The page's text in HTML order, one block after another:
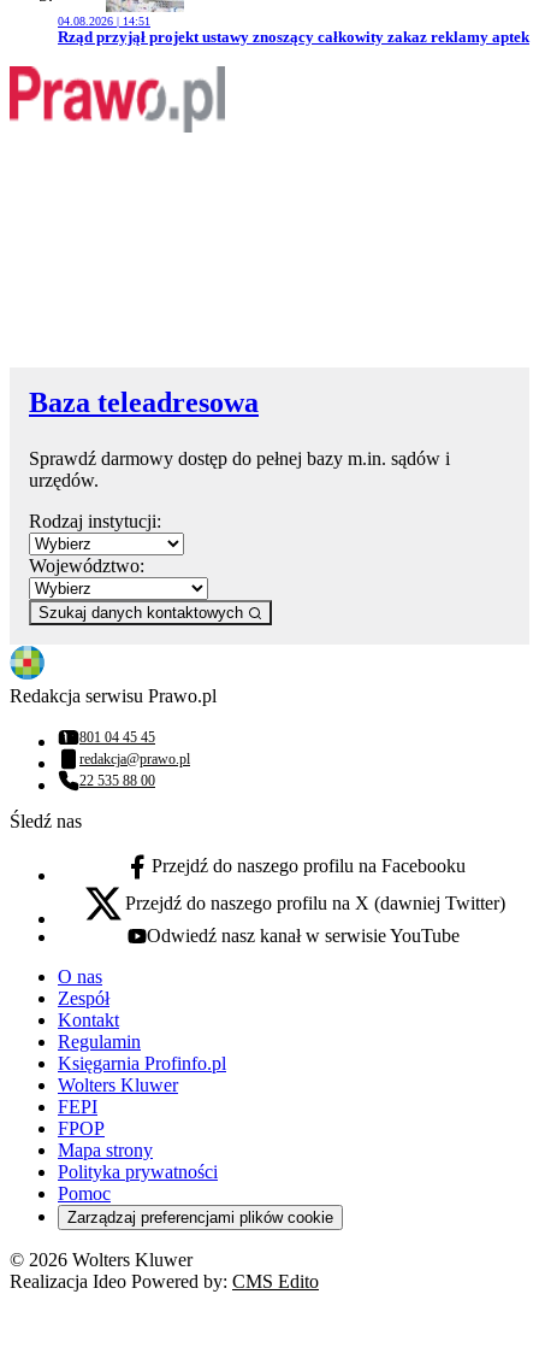
04.08.2026 | 14:51
Przejdź do artykułu:
Rząd przyjął projekt ustawy znoszący całkowity zakaz reklamy aptek
Baza teleadresowa
Sprawdź darmowy dostęp do pełnej bazy m.in. sądów i
urzędów.
Rodzaj instytucji:
Województwo:
Szukaj danych kontaktowych
Redakcja serwisu Prawo.pl
Numer telefonu:
801 04 45 45
Adres email:
redakcja@prawo.pl
Numer telefonu:
22 535 88 00
Śledź nas
facebook - otwiera się w nowej karcie
Przejdź do naszego profilu na Facebooku
x - otwiera się w nowej karcie
Przejdź do naszego profilu na X (dawniej Twitter)
youtube - otwiera się w nowej karcie
Odwiedź nasz kanał w serwisie YouTube
O nas
Zespół
Kontakt
Regulamin
Księgarnia Profinfo.pl
Wolters Kluwer
FEPI
FPOP
Mapa strony
Polityka prywatności
Pomoc
Zarządzaj preferencjami plików cookie
© 2026 Wolters Kluwer
Realizacja Ideo Powered by: CMS Edito